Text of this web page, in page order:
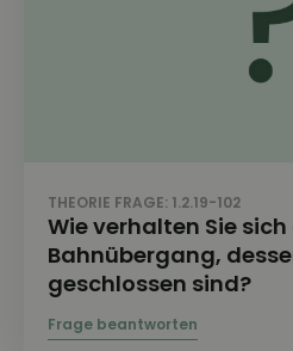
THEORIE FRAGE: 1.2.19-102
Wie verhalten Sie
Bahnübergang,
geschlossen sind?